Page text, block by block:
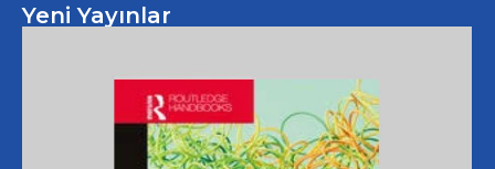
Yeni Yayınlar